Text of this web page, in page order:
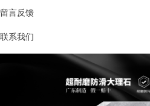
留言反馈
联系我们